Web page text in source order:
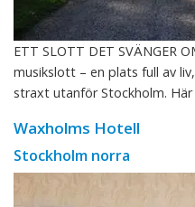
ETT SLOTT DET SVÄNGER
musikslott – en plats full av
straxt utanför Stockholm. Här
Waxholms Hotell
Stockholm norra